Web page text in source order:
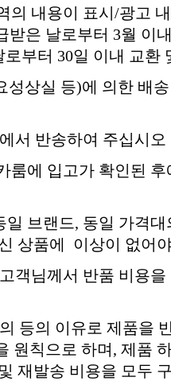
의 내용이 표시/광고
받은 날로부터 3월 이
부터 30일 이내 교환
성상실 등)에 의한 배
서 반송하여 주십시오
룸에 입고가 확인된
일 브랜드, 동일 가격
상품에 이상이 없어
객님께서 반품 비용
등의 이유로 제품을
원칙으로 하며, 제품
재발송 비용을 모두